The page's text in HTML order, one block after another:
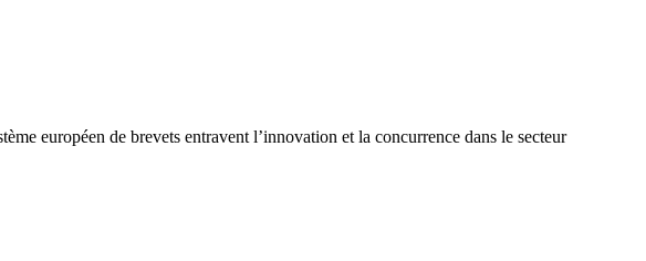
européen de brevets entravent l’innovation et la concurrence dans le secteur